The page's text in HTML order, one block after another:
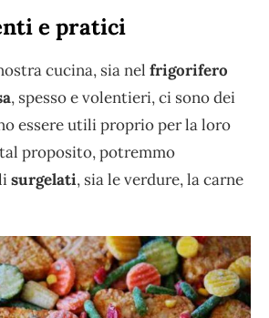
e pratici
cucina, sia nel frigorifero
, spesso e volentieri, ci sono dei
essere utili proprio per la loro
proposito, potremmo
surgelati, sia le verdure, la carne